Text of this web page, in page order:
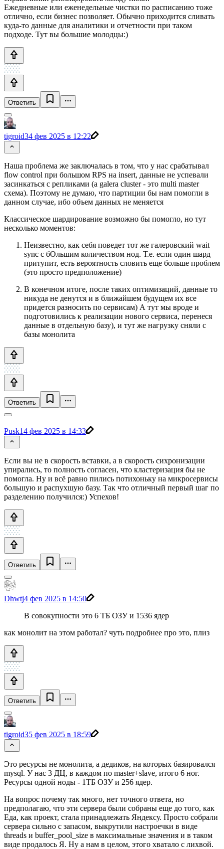
Ежедневные или еженедельные чистки по расписанию тоже
отлично, если бизнес позволяет. Обычно приходится сливать
куда-то данные для аналитики и отчетности при таком
подходе. Тут вы большие молодцы:)
Ответить
tigroid34 фев 2025 в 12:22
Наша проблема же заключалась в том, что у нас срабатывал
flow control при большом RPS на insert, данные не успевали
засинкаться с репликами (а galera cluster - это multi master
схема). Поэтому не думаю, что партиции бы нам помогли в
данном случае, ибо объем данных не меняется
Классическое шардирование возможно бы помогло, но тут
несколько моментов:
Неизвестно, как себя поведет тот же галеровский wait
sync с бОльшим количеством нод. Т.е. если один шард
притупит, есть вероятность словить еще больше проблем
(это просто предположение)
В конечном итоге, после таких оптимизаций, данные то
никуда не денутся и в ближайшем будущем их все
придется разносить по сервисам) А тут мы вроде и
подготовились к реализации нового сервиса, перенеся
данные в отдельную базу), и тут же нагрузку сняли с
базы монолита
Ответить
Pusk14 фев 2025 в 14:33
Если вы не в скорость вставки, а в скорость сихронизации
упирались, то полность согласен, что кластеризация бы не
помогла. Ну и всё равно пились потихоньку на микросервисы
большую и распухшую базу. Так что отличный первый шаг по
разделению получился:) Успехов!
Ответить
Dhwtj4 фев 2025 в 14:50
В совокупности это 6 ТБ ОЗУ и 1536 ядер
как монолит на этом работал? чуть подробнее про это, плиз
Ответить
tigroid35 фев 2025 в 18:59
Это ресурсы не монолита, а дедиков, на которых базировался
mysql. У нас 3 ДЦ, в каждом по master+slave, итого 6 ног.
Ресурсы одной ноды - 1ТБ ОЗУ и 256 ядер.
На вопрос почему так много, нет точного ответа, но
предполагаю, что эти сервера были собраны еще до того, как
Еда, как проект, стала принадлежать Яндексу. Просто собрали
сервера сильно с запасом, выкрутили настроечки в виде
threads и buffer_pool_size в максимальные значения и в таком
виде продалось Я. Ну а нам в целом, этого хватало с лихвой.